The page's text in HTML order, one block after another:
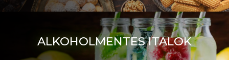
ALKOHOLMENTES ITALOK